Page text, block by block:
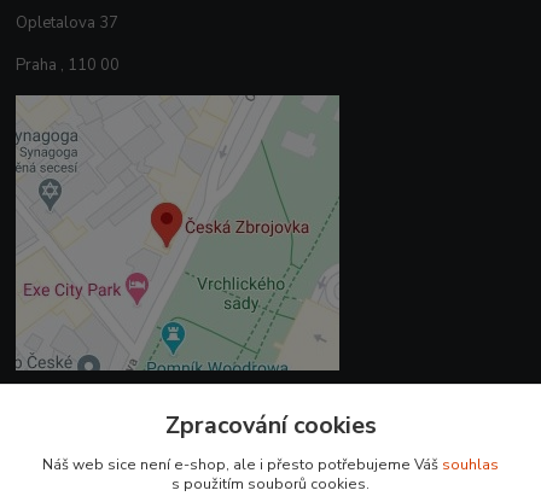
Opletalova 37
Praha , 110 00
+420 225 375 800
Zpracování cookies
Náš web sice není e-shop, ale i přesto potřebujeme Váš souhlas
s použitím souborů cookies.